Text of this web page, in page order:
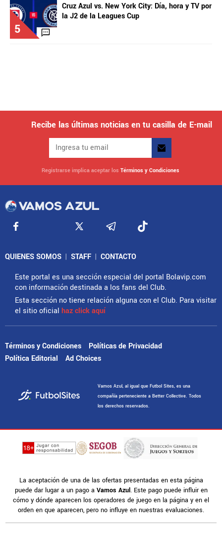
5
Cruz Azul vs. New York City: Día, hora y TV por
la J2 de la Leagues Cup
Recibe las últimas noticias en tu casilla de E-mail
Registrarse implica aceptar los Términos y Condiciones
QUIENES SOMOS | STAFF | CONTACTO
Este portal es una sección especial del portal Bolavip.com
con información destinada a los fans del Club.
Esta sección no tiene relación alguna con el Club. Para visitar
el sitio oficial haz click aquí
Términos y Condiciones
Políticas de Privacidad
Política Editorial
Ad Choices
Vamos Azul, al igual que Futbol Sites, es una
compañía perteneciente a Better Collective. Todos
los derechos reservados.
La aceptación de una de las ofertas presentadas en esta página
puede dar lugar a un pago a Vamos Azul. Este pago puede influir en
cómo y dónde aparecen los operadores de juego en la página y en el
orden en que aparecen, pero no influye en nuestras evaluaciones.